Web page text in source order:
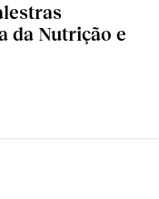
da Nutrição e